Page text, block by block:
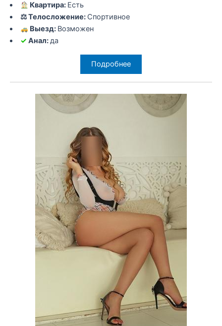
Квартира: Есть
⚖ Телосложение: Спортивное
Выезд: Возможен
✓ Анал:да
Подробнее